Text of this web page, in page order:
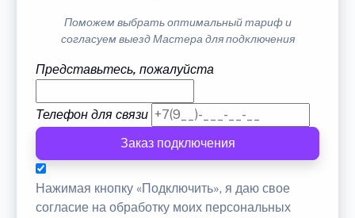
Поможем выбрать оптимальный тариф и
согласуем выезд Мастера для подключения
Представьтесь, пожалуйста
Телефон для связи
Заказ подключения
Нажимая кнопку «Подключить», я даю свое
согласие на обработку моих персональных